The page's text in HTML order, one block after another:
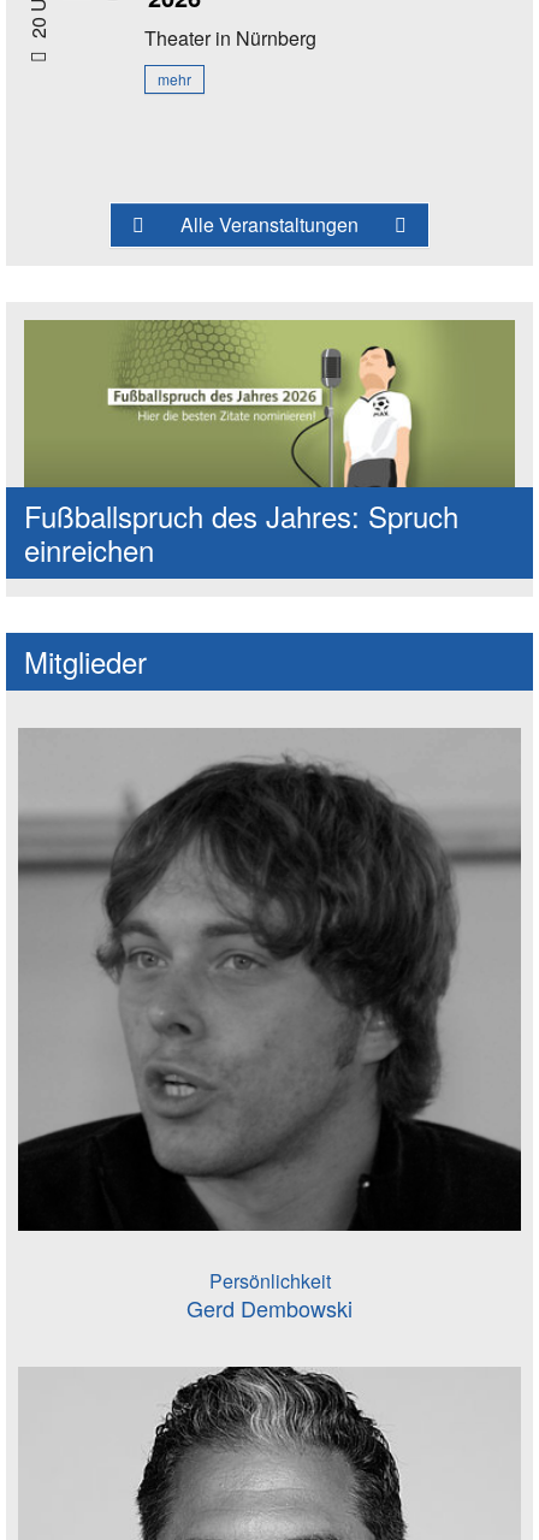
Theaterin Nürnberg
mehr
Alle Veranstaltungen
Fußballspruch des Jahres: Spruch
einreichen
Mitglieder
Persönlichkeit
Gerd Dembowski